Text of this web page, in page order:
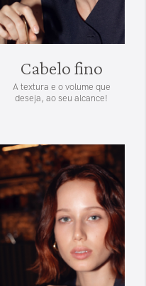
Cabelo fino
A textura e o volume que
deseja, ao seu alcance!